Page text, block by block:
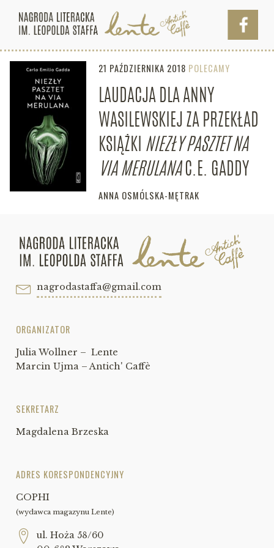
21 PAŹDZIERNIKA 2018 POLECAMY
LAUDACJA DLA ANNY
WASILEWSKIEJ ZA PRZEKŁAD
KSIĄŻKI NIEZŁY PASZTET NA
VIA MERULANAC.E. GADDY
ANNA OSMÓLSKA-MĘTRAK
nagrodastaffa@gmail.com
ORGANIZATOR
Julia Wollner – Lente
Marcin Ujma – Antich' Caffè
SEKRETARZ
Magdalena Brzeska
ADRES KORESPONDENCYJNY
COPHI
(wydawca magazynu Lente)
ul. Hoża 58/60